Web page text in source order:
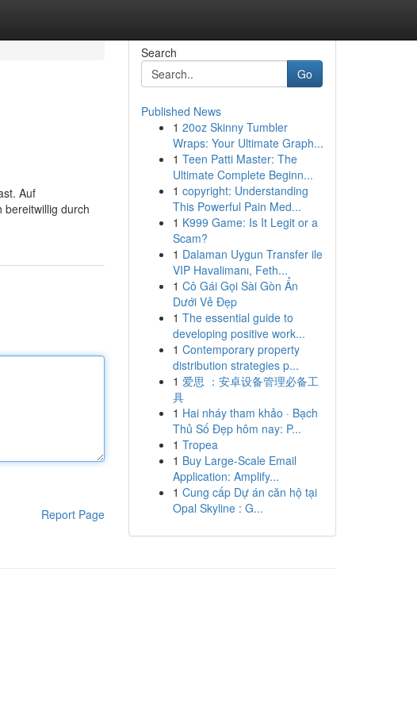
Auf
bereitwillig durch
Report Page
Search
Go
Published News
1 20oz Skinny Tumbler
Wraps: Your Ultimate Graph...
1 Teen Patti Master: The
Ultimate Complete Beginn...
1 copyright: Understanding
This Powerful Pain Med...
1 K999 Game: Is It Legit or a
Scam?
1 Dalaman Uygun Transfer ile
VIP Havalimanı, Feth...
1 Cô Gái Gọi Sài Gòn Ẩn
Dưới Vẻ Đẹp
1 The essential guide to
developing positive work...
1 Contemporary property
distribution strategies p...
1 爱思 ：安卓设备管理必备工
具
1 Hai nháy tham khảo · Bạch
Thủ Số Đẹp hôm nay: P...
1 Tropea
1 Buy Large-Scale Email
Application: Amplify...
1 Cung cấp Dự án căn hộ tại
Opal Skyline : G...